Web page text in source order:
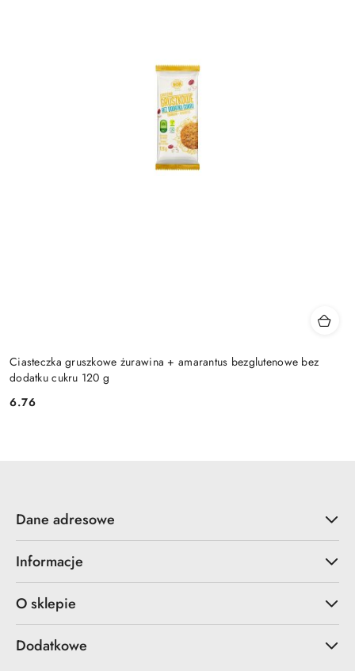
Ciasteczka gruszkowe żurawina + amarantus bezglutenowe bez
dodatku cukru 120 g
Cena:
6.76
Dane adresowe
Informacje
O sklepie
Dodatkowe